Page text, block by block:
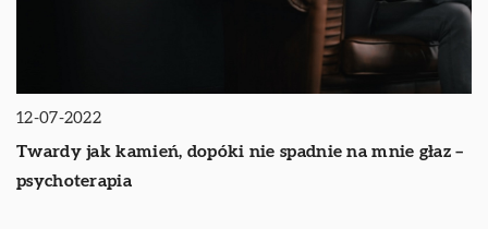
12-07-2022
Twardy jak kamień, dopóki nie spadnie na mnie głaz –
psychoterapia